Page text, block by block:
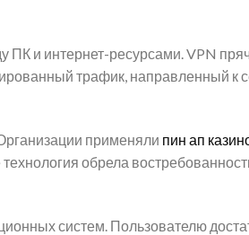
и интернет-ресурсами. VPN
трафик, направленный к
применяли пин ап
обрела
систем. Пользователю